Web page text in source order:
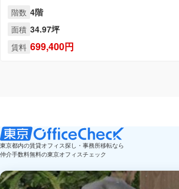
階数 4階
面積 34.97坪
賃料 699,400円
東京都内の賃貸オフィス探し・事務所移転なら
仲介手数料無料の東京オフィスチェック